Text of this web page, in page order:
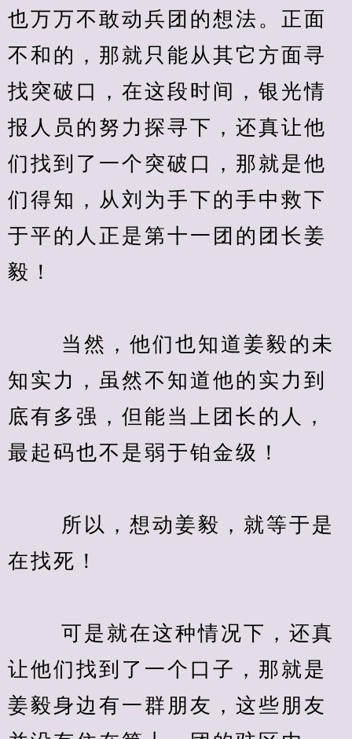
也万万不敢动兵团的想法。正面
不和的，那就只能从其它方面寻
找突破口，在这段时间，银光情
报人员的努力探寻下，还真让他
们找到了一个突破口，那就是他
们得知，从刘为手下的手中救下
于平的人正是第十一团的团长姜
毅！
当然，他们也知道姜毅的未
知实力，虽然不知道他的实力到
底有多强，但能当上团长的人，
最起码也不是弱于铂金级！
所以，想动姜毅，就等于是
在找死！
可是就在这种情况下，还真
让他们找到了一个口子，那就是
姜毅身边有一群朋友，这些朋友